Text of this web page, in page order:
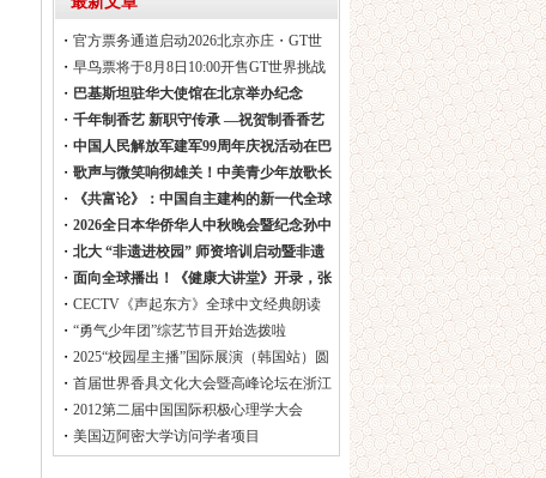
・ 官方票务通道启动2026北京亦庄・GT世
界挑战赛票价
・ 早鸟票将于8月8日10:00开售GT世界挑战
赛快闪店
・ 巴基斯坦驻华大使馆在北京举办纪念
Youm-e-Ist
・ 千年制香艺 新职守传承 —祝贺制香香艺
师纳入国家新
・ 中国人民解放军建军99周年庆祝活动在巴
基斯坦举行
・ 歌声与微笑响彻雄关！中美青少年放歌长
城音乐会在黄崖关
・
《共富论》：中国自主建构的新一代全球
性文明知识体系
・ 2026全日本华侨华人中秋晚会暨纪念孙中
山先生诞辰1
・ 北大 “非遗进校园” 师资培训启动暨非遗
基地赋能产业
・ 面向全球播出！《健康大讲堂》开录，张
光北对话中西医权
・ CECTV《声起东方》全球中文经典朗读
节目
・ “勇气少年团”综艺节目开始选拨啦
・ 2025“校园星主播”国际展演（韩国站）圆
满结束
・ 首届世界香具文化大会暨高峰论坛在浙江
龙泉圆满召开
・ 2012第二届中国国际积极心理学大会
・ 美国迈阿密大学访问学者项目